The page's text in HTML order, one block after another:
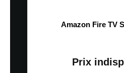
Amazon Fire TV
Prix